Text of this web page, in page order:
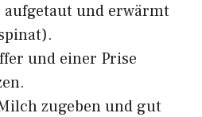
aufgetaut und erwärmt
und einer Prise
zugeben und gut